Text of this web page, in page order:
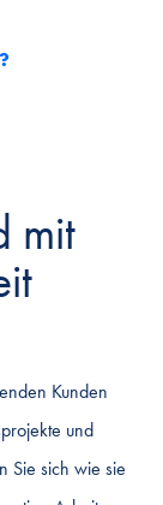
mit
Kunden
und
Sie sich wie sie